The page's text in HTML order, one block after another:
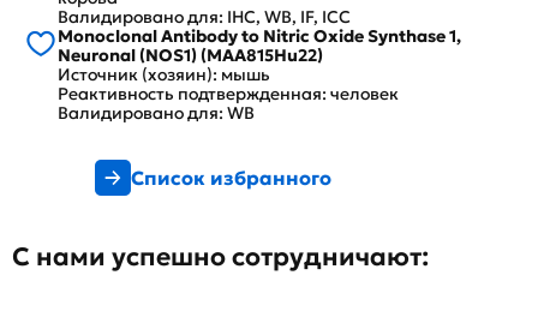
Валидировано для: IHC, WB, IF, ICC
Monoclonal Antibody to Nitric Oxide Synthase 1,
Neuronal (NOS1) (MAA815Hu22)
Источник (хозяин): мышь
Реактивность подтвержденная: человек
Валидировано для: WB
Список избранного
С нами успешно сотрудничают: